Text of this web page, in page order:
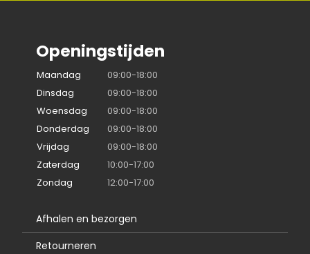
Openingstijden
Maandag
09:00-18:00
Dinsdag
09:00-18:00
Woensdag
09:00-18:00
Donderdag
09:00-18:00
Vrijdag
09:00-18:00
Zaterdag
10:00-17:00
Zondag
12:00-17:00
Afhalen en bezorgen
Retourneren